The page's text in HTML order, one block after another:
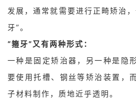
发展，通常就需要进行正畸矫治
牙”。
“箍牙”又有两种形式：
一种是固定矫治器，另一种是隐
要使用托槽、钢丝等矫治装置，
子材料制作，质地近乎透明。